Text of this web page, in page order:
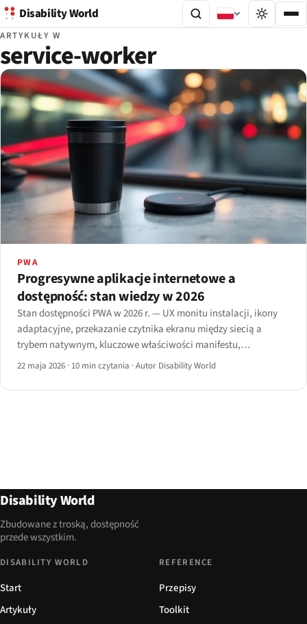
Disability World
ARTYKUŁY W
service-worker
PWA
Progresywne aplikacje internetowe a
dostępność: stan wiedzy w 2026
Stan dostępności PWA w 2026 r. — UX monitu instalacji, ikony
adaptacyjne, przekazanie czytnika ekranu między siecią a
trybem natywnym, kluczowe właściwości manifestu,
technologie wspomagające w trybie offline i ścieżka instalacji w
22 maja 2026 · 10 min czytania ·Autor Disability World
Disability World
Zbudowane z troską, dostępność
przede wszystkim.
DISABILITY WORLD
Start
Artykuły
REFERENCE
Przepisy
Toolkit